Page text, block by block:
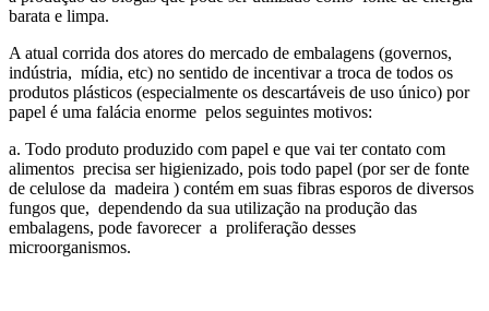
barata e limpa.
A atual corrida dos atores do mercado de embalagens (governos,
indústria, mídia, etc) no sentido de incentivar a troca de todos os
produtos plásticos (especialmente os descartáveis de uso único) por
papel é uma falácia enorme pelos seguintes motivos:
a. Todo produto produzido com papel e que vai ter contato com
alimentos precisa ser higienizado, pois todo papel (por ser de fonte
de celulose da madeira ) contém em suas fibras esporos de diversos
fungos que, dependendo da sua utilização na produção das
embalagens, pode favorecer a proliferação desses
microorganismos.